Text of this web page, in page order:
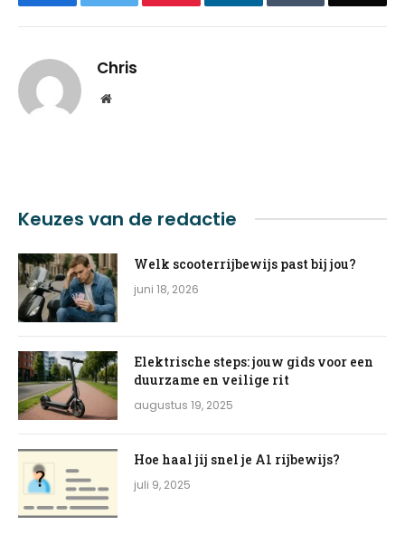
Chris
Website
Keuzes van de redactie
Welk scooterrijbewijs past bij jou?
juni 18, 2026
Elektrische steps: jouw gids voor een
duurzame en veilige rit
augustus 19, 2025
Hoe haal jij snel je A1 rijbewijs?
juli 9, 2025